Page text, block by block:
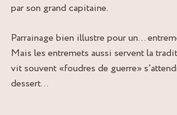
par son grand capitaine.
Parrainage bien illustre pour un…
Mais les entremets aussi servent la
vit souvent «foudres de guerre»
dessert…